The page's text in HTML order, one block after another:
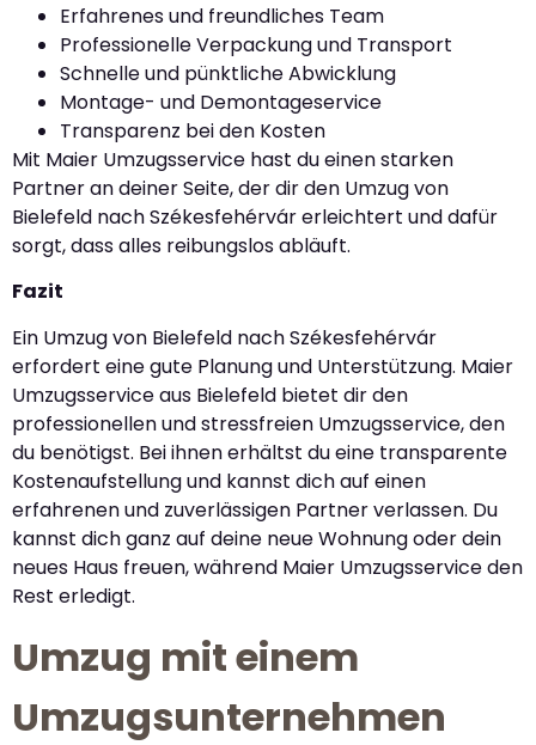
Erfahrenes und freundliches Team
Professionelle Verpackung und Transport
Schnelle und pünktliche Abwicklung
Montage- und Demontageservice
Transparenz bei den Kosten
Mit Maier Umzugsservice hast du einen starken
Partner an deiner Seite, der dir den Umzug von
Bielefeld nach Székesfehérvár erleichtert und dafür
sorgt, dass alles reibungslos abläuft.
Fazit
Ein Umzug von Bielefeld nach Székesfehérvár
erfordert eine gute Planung und Unterstützung. Maier
Umzugsservice aus Bielefeld bietet dir den
professionellen und stressfreien Umzugsservice, den
du benötigst. Bei ihnen erhältst du eine transparente
Kostenaufstellung und kannst dich auf einen
erfahrenen und zuverlässigen Partner verlassen. Du
kannst dich ganz auf deine neue Wohnung oder dein
neues Haus freuen, während Maier Umzugsservice den
Rest erledigt.
Umzug mit einem
Umzugsunternehmen